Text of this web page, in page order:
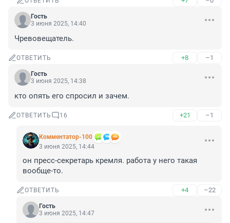
Гость
3 июня 2025, 14:40
Чревовещатель.
ОТВЕТИТЬ +8 –1
Гость
3 июня 2025, 14:38
кто опять его спросил и зачем.
ОТВЕТИТЬ 16 +21 –1
Комментатор-100
3 июня 2025, 14:44
он пресс-секретарь кремля. работа у него такая
вообще-то.
ОТВЕТИТЬ +4 –22
Гость
3 июня 2025, 14:47